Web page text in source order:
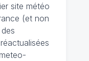
site météo
(et non
réactualisées